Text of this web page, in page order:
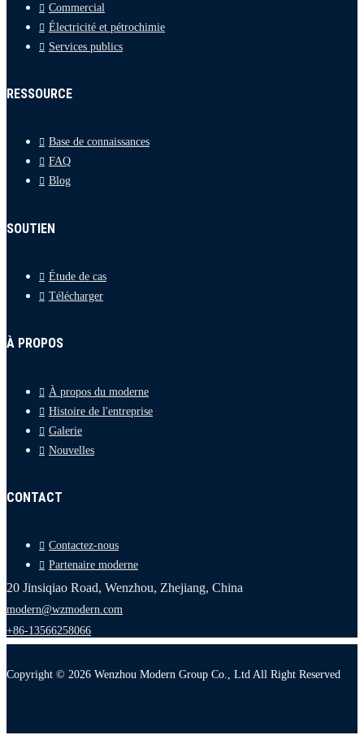
Commercial
Électricité et pétrochimie
Services publics
RESSOURCE
Base de connaissances
FAQ
Blog
SOUTIEN
Étude de cas
Télécharger
À PROPOS
À propos du moderne
Histoire de l'entreprise
Galerie
Nouvelles
CONTACT
Contactez-nous
Partenaire moderne
20 Jinsiqiao Road, Wenzhou, Zhejiang, China
modern@wzmodern.com
+86-13566258066
Copyright © 2026 Wenzhou Modern Group Co., Ltd All Right Reserved